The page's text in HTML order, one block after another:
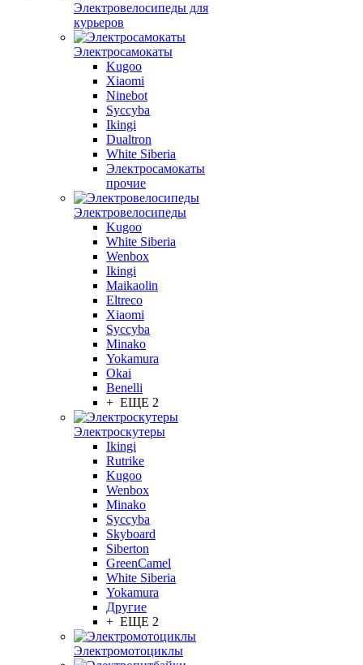
Электровелосипеды для
курьеров
Электросамокаты
Kugoo
Xiaomi
Ninebot
Syccyba
Ikingi
Dualtron
White Siberia
Электросамокаты
прочие
Электровелосипеды
Kugoo
White Siberia
Wenbox
Ikingi
Maikaolin
Eltreco
Xiaomi
Syccyba
Minako
Yokamura
Okai
Benelli
+ ЕЩЕ 2
Электроскутеры
Ikingi
Rutrike
Kugoo
Wenbox
Minako
Syccyba
Skyboard
Siberton
GreenCamel
White Siberia
Yokamura
Другие
+ ЕЩЕ 2
Электромотоциклы